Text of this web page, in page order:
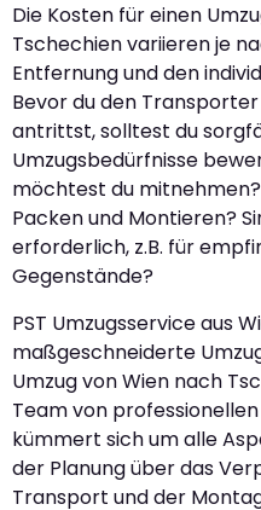
Die Kosten für einen
Tschechien variieren je
Entfernung und den
Bevor du den
antrittst, solltest du
Umzugsbedürfnisse
möchtest du
Packen und Montieren?
erforderlich, z.B. für
Gegenstände?
PST Umzugsservice aus
maßgeschneiderte
Umzug von Wien nach
Team von
kümmert sich um alle
der Planung über das
Transport und der